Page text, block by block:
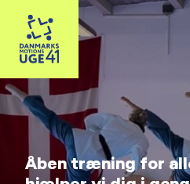
Åben træning for